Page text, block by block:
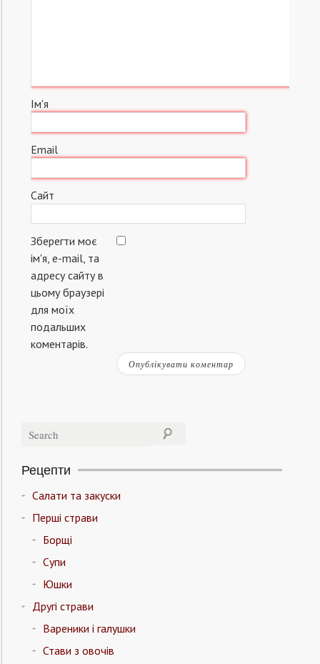
Ім'я
Email
Сайт
Зберегти моє
ім'я, e-mail, та
адресу сайту в
цьому браузері
для моїх
подальших
коментарів.
Рецепти
Салати та закуски
Перші страви
Борщі
Супи
Юшки
Другі страви
Вареники і галушки
Стави з овочів